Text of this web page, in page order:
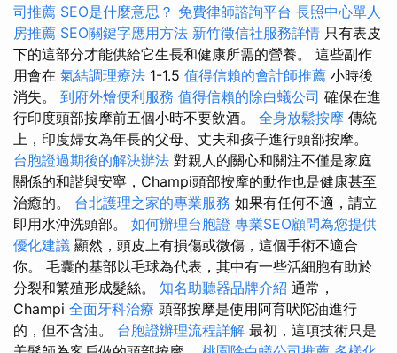
司推薦 SEO是什麼意思？ 免費律師諮詢平台 長照中心單人
房推薦 SEO關鍵字應用方法 新竹徵信社服務詳情 只有表皮
下的這部分才能供給它生長和健康所需的營養。 這些副作
用會在 氣結調理療法 1-1.5 值得信賴的會計師推薦 小時後
消失。 到府外燴便利服務 值得信賴的除白蟻公司 確保在進
行印度頭部按摩前五個小時不要飲酒。 全身放鬆按摩 傳統
上，印度婦女為年長的父母、丈夫和孩子進行頭部按摩。
台胞證過期後的解決辦法 對親人的關心和關注不僅是家庭
關係的和諧與安寧，Champi頭部按摩的動作也是健康甚至
治癒的。 台北護理之家的專業服務 如果有任何不適，請立
即用水沖洗頭部。 如何辦理台胞證 專業SEO顧問為您提供
優化建議 顯然，頭皮上有損傷或微傷，這個手術不適合
你。 毛囊的基部以毛球為代表，其中有一些活細胞有助於
分裂和繁殖形成髮絲。 知名助聽器品牌介紹 通常，
Champi 全面牙科治療 頭部按摩是使用阿育吠陀油進行
的，但不含油。 台胞證辦理流程詳解 最初，這項技術只是